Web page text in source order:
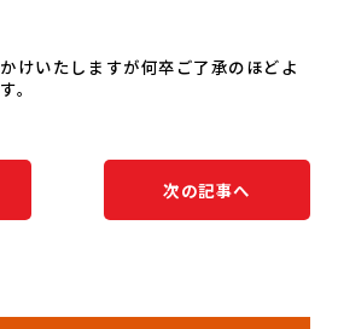
けいたしますが何卒ご了承のほどよ
。
次の記事へ